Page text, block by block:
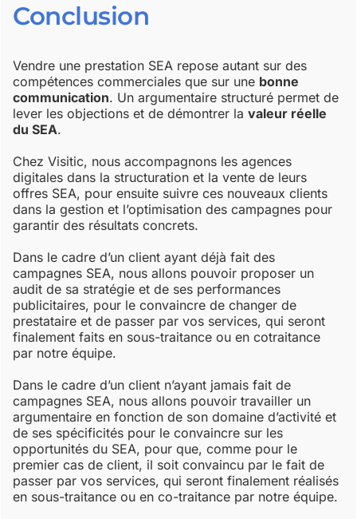
Conclusion
Vendre une prestation SEA repose autant sur des
compétences commerciales que sur une bonne
communication. Un argumentaire structuré permet de
lever les objections et de démontrer lavaleur réelle
du SEA.
Chez Visitic, nous accompagnons les agences
digitales dans la structuration et la vente de leurs
offres SEA, pour ensuite suivre ces nouveaux clients
dans la gestion et l’optimisation des campagnes pour
garantir des résultats concrets.
Dans le cadre d’un client ayant déjà fait des
campagnes SEA, nous allons pouvoir proposer un
audit de sa stratégie et de ses performances
publicitaires, pour le convaincre de changer de
prestataire et de passer par vos services, qui seront
finalement faits en sous-traitance ou en cotraitance
par notre équipe.
Dans le cadre d’un client n’ayant jamais fait de
campagnes SEA, nous allons pouvoir travailler un
argumentaire en fonction de son domaine d’activité et
de ses spécificités pour le convaincre sur les
opportunités du SEA, pour que, comme pour le
premier cas de client, il soit convaincu par le fait de
passer par vos services, qui seront finalement réalisés
en sous-traitance ou en co-traitance par notre équipe.